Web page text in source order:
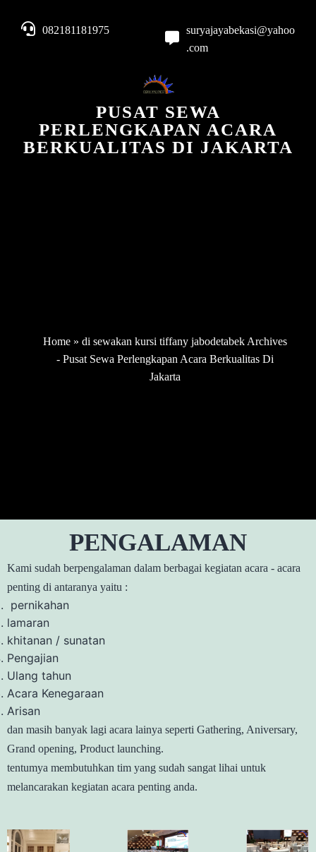
082181181975
suryajayabekasi@yahoo
.com
PUSAT SEWA
PERLENGKAPAN ACARA
BERKUALITAS DI JAKARTA
Home » di sewakan kursi tiffany jabodetabek Archives
- Pusat Sewa Perlengkapan Acara Berkualitas Di
Jakarta
PENGALAMAN
Kami sudah berpengalaman dalam berbagai kegiatan acara - acara
penting di antaranya yaitu :
pernikahan
lamaran
khitanan / sunatan
Pengajian
Ulang tahun
Acara Kenegaraan
Arisan
dan masih banyak lagi acara lainya seperti Gathering, Aniversary,
Grand opening, Product launching.
tentumya membutuhkan tim yang sudah sangat lihai untuk
melancarakan kegiatan acara penting anda.